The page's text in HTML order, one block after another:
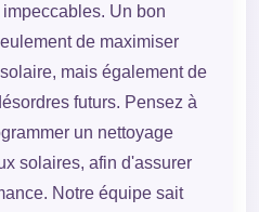
Un bon
de maximiser
mais également de
futurs. Pensez à
un nettoyage
solaires, afin d'assurer
Notre équipe sait